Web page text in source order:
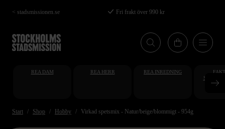
Hoppa
till
huvudinnehåll
< stadsmissionen.se Fri frakt över 990 kr
REA DAM REA HERR REA INREDNING
Start Shop Hobby Virkad spetsmix - Natur/beige/blommigt - 954g